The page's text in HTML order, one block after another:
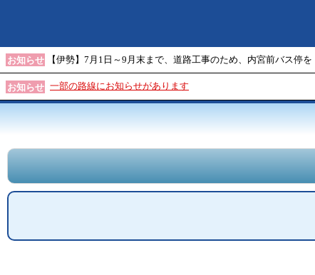
お知らせ 【伊勢】7月1日～9月末まで、道路工事のため、内宮前バス停を
お知らせ 一部の路線にお知らせがあります